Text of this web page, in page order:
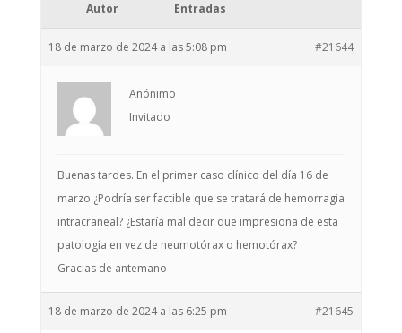
Autor Entradas
18 de marzo de 2024 a las 5:08 pm #21644
Anónimo
Invitado
Buenas tardes. En el primer caso clínico del día 16 de
marzo ¿Podría ser factible que se tratará de hemorragia
intracraneal? ¿Estaría mal decir que impresiona de esta
patología en vez de neumotórax o hemotórax?
Gracias de antemano
18 de marzo de 2024 a las 6:25 pm #21645